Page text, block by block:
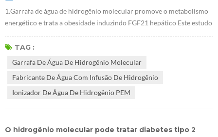
1.Garrafa de água de hidrogênio molecular promove o metabolismo
energético e trata a obesidade induzindo FGF21 hepático Este estudo
foi realizado em ratos obesos. Provou que Fabricante de água com
infusão de hidrogênio pode reduzir o peso corporal sem afetar a
dieta, e que esse efeito está relacionado ao FGF21, que é um novo
que I...
TAG :
Garrafa De Água De Hidrogênio Molecular
Fabricante De Água Com Infusão De Hidrogênio
Ionizador De Água De Hidrogênio PEM
O hidrogênio molecular pode tratar diabetes tipo 2